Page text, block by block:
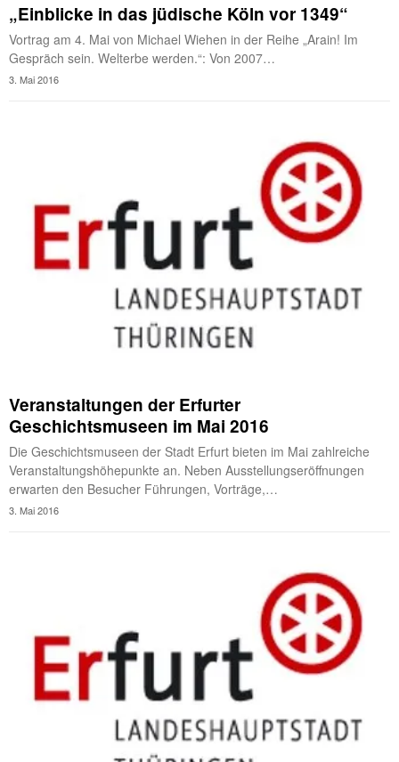
„Einblicke in das jüdische Köln vor 1349“
Vortrag am 4. Mai von Michael Wiehen in der Reihe „Arain! Im
Gespräch sein. Welterbe werden.“: Von 2007…
3. Mai 2016
Veranstaltungen der Erfurter
Geschichtsmuseen im Mai 2016
Die Geschichtsmuseen der Stadt Erfurt bieten im Mai zahlreiche
Veranstaltungshöhepunkte an. Neben Ausstellungseröffnungen
erwarten den Besucher Führungen, Vorträge,…
3. Mai 2016